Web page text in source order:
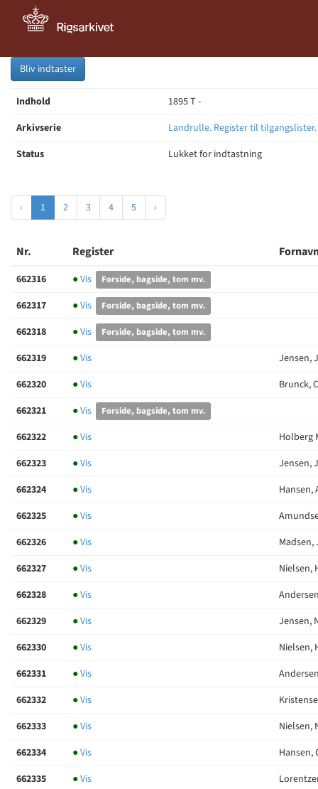
Bliv indtaster
Indhold
1895 T -
Arkivserie
Landrulle. Register til
Status
Lukket for indtastning
‹ 1 2 3 4 5 ›
Nr. Register
662316 ●Vis Forside, bagside, tom mv.
662317 ●Vis Forside, bagside, tom mv.
662318 ●Vis Forside, bagside, tom mv.
662319 ●Vis
Jensen,
662320
●Vis
Brunck,
662321
●Vis Forside, bagside, tom mv.
662322 ●Vis
Holberg
662323
●Vis
Jensen,
662324
●Vis
Hansen,
662325
●Vis
662326
●Vis
662327
●Vis
Nielsen,
662328
●Vis
662329
●Vis
Jensen,
662330
●Vis
Nielsen,
662331
●Vis
662332
●Vis
662333
●Vis
Nielsen,
662334
●Vis
Hansen,
662335
●Vis